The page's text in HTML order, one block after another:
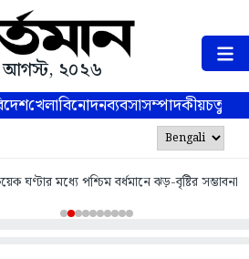
২০২৬
খেলাবিনোদনব্যবসাসম্পাদকীয়
ঘণ্টার মধ্যে পশ্চিম বর্ধমানে ঝড়-বৃষ্টির সম্ভাবনা